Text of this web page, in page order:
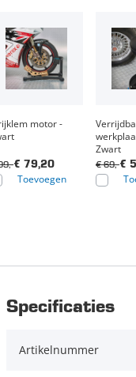
motor -
€ 79,20
Toevoegen
Zwart
€
€ 69,-
Specificaties
Artikelnummer